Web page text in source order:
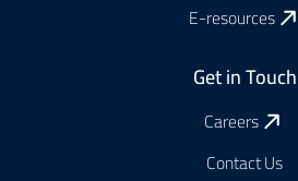
E-resources
Get in Touch
Careers
Contact Us